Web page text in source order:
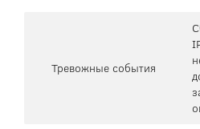
Тревожные события